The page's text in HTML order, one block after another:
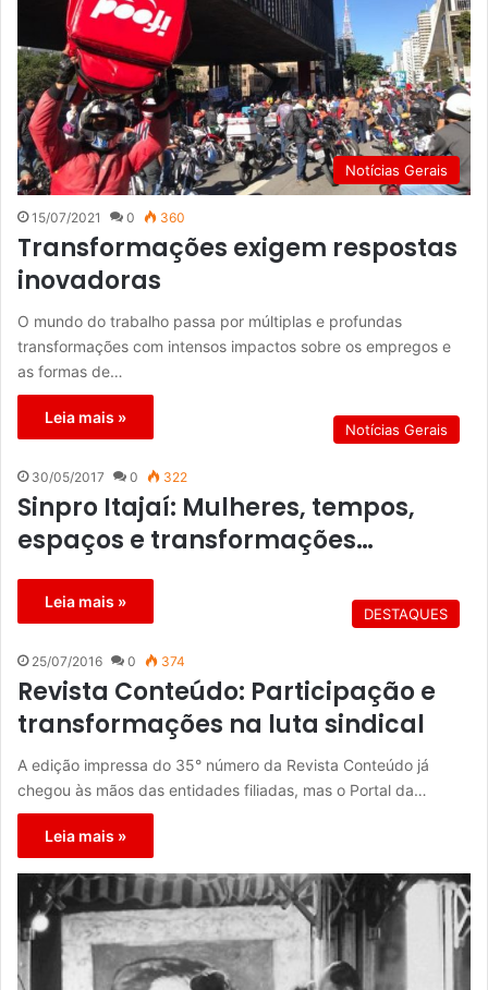
Notícias Gerais
15/07/2021 0 360
Transformações exigem respostas
inovadoras
O mundo do trabalho passa por múltiplas e profundas
transformações com intensos impactos sobre os empregos e
as formas de…
Leia mais »
Notícias Gerais
30/05/2017 0 322
Sinpro Itajaí: Mulheres, tempos,
espaços e transformações…
Leia mais »
DESTAQUES
25/07/2016 0 374
Revista Conteúdo: Participação e
transformações na luta sindical
A edição impressa do 35° número da Revista Conteúdo já
chegou às mãos das entidades filiadas, mas o Portal da…
Leia mais »